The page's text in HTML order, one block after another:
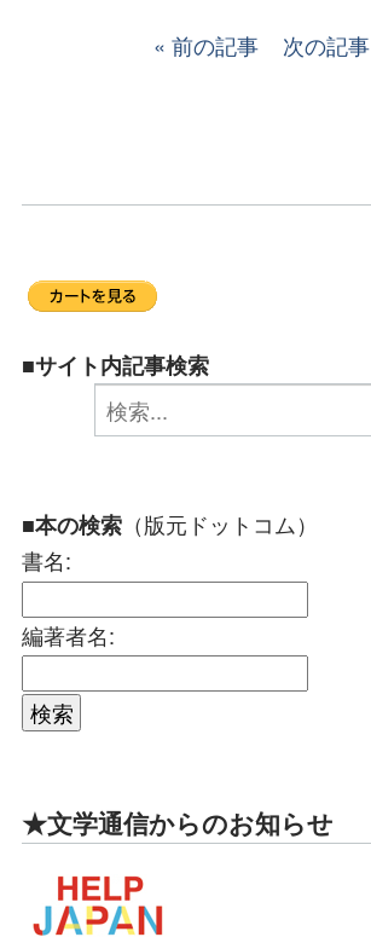
前の記事 次の記事
■サイト内記事検索
■本の検索 （版元ドットコム）
書名:
編著者名:
★文学通信からのお知らせ